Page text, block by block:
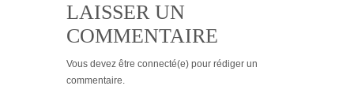
LAISSER UN
COMMENTAIRE
Vous devez être connecté(e) pour rédiger un
commentaire.